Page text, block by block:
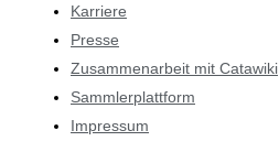
Karriere
Presse
Zusammenarbeit mit Catawiki
Sammlerplattform
Impressum